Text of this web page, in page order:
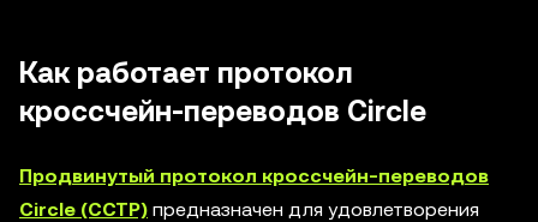
Как работает протокол
кроссчейн-переводов Circle
Продвинутый протокол кроссчейн-переводов
Circle (CCTP) предназначен для удовлетворения